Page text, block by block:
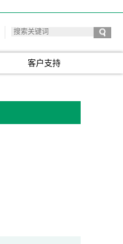
客户支持